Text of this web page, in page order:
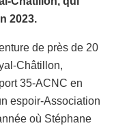
2023.
de près de 20
Châtillon,
35-ACNC en
espoir-Association
où Stéphane